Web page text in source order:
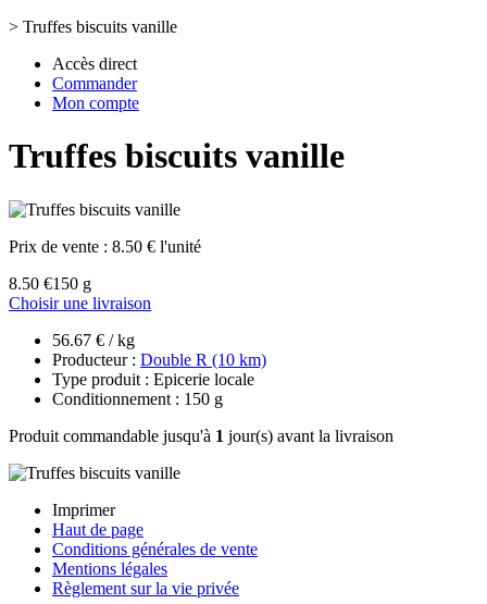
> Truffes biscuits vanille
Accès direct
Commander
Mon compte
Truffes biscuits vanille
Prix de vente : 8.50 € l'unité
8.50 €150 g
Choisir une livraison
56.67 € / kg
Producteur : Double R (10 km)
Type produit : Epicerie locale
Conditionnement : 150 g
Produit commandable jusqu'à 1 jour(s) avant la livraison
Imprimer
Haut de page
Conditions générales de vente
Mentions légales
Règlement sur la vie privée